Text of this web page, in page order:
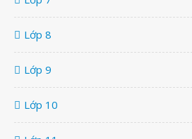
Lớp 8
Lớp 9
Lớp 10